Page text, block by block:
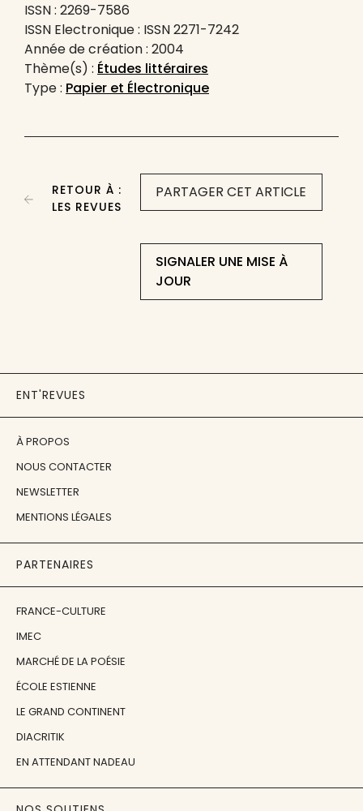
ISSN : 2269-7586
ISSN Electronique : ISSN 2271-7242
Année de création : 2004
Thème(s) : Études littéraires
Type : Papier et Électronique
PARTAGER CET ARTICLE
SIGNALER UNE MISE À
JOUR
RETOUR À :
LES REVUES
ENT'REVUES
À PROPOS
NOUS CONTACTER
NEWSLETTER
MENTIONS LÉGALES
PARTENAIRES
FRANCE-CULTURE
IMEC
MARCHÉ DE LA POÉSIE
ÉCOLE ESTIENNE
LE GRAND CONTINENT
DIACRITIK
EN ATTENDANT NADEAU